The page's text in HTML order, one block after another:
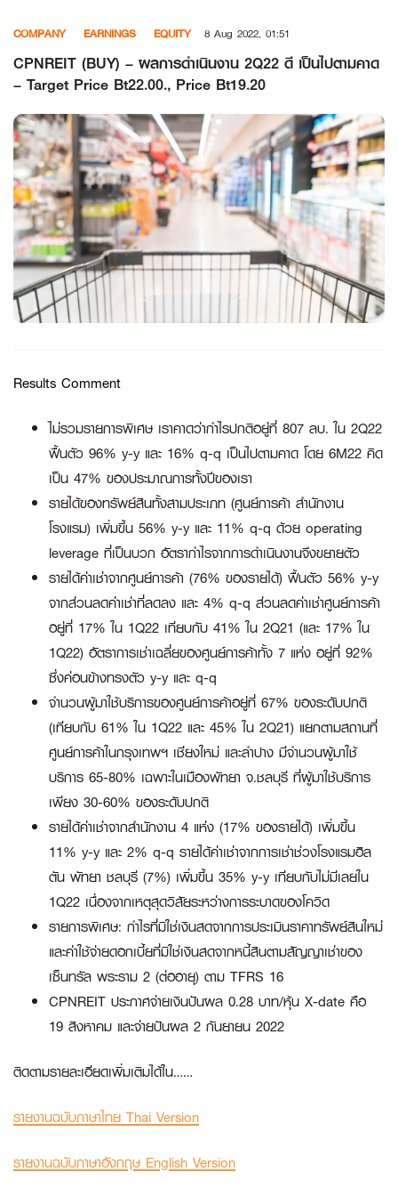
content
COMPANY EARNINGS EQUITY 8 Aug 2022, 01:51
CPNREIT (BUY) – ผลการดำเนินงาน 2Q22 ดี เป็นไปตามคาด
– Target Price Bt22.00., Price Bt19.20
Results Comment
ไม่รวมรายการพิเศษ เราคาดว่ากำไรปกติอยู่ที่ 807 ลบ. ใน 2Q22
ฟื้นตัว 96% y-y และ 16% q-q เป็นไปตามคาด โดย 6M22 คิด
เป็น 47% ของประมาณการทั้งปีของเรา
รายได้ของทรัพย์สินทั้งสามประเภท (ศูนย์การค้า สำนักงาน
โรงแรม) เพิ่มขึ้น 56% y-y และ 11% q-q ด้วย operating
leverage ที่เป็นบวก อัตรากำไรจากการดำเนินงานจึงขยายตัว
รายได้ค่าเช่าจากศูนย์การค้า (76% ของรายได้) ฟื้นตัว 56% y-y
จากส่วนลดค่าเช่าที่ลดลง และ 4% q-q ส่วนลดค่าเช่าศูนย์การค้า
อยู่ที่ 17% ใน 1Q22 เทียบกับ 41% ใน 2Q21 (และ 17% ใน
1Q22) อัตราการเช่าเฉลี่ยของศูนย์การค้าทั้ง 7 แห่ง อยู่ที่ 92%
ซึ่งค่อนข้างทรงตัว y-y และ q-q
จำนวนผู้มาใช้บริการของศูนย์การค้าอยู่ที่ 67% ของระดับปกติ
(เทียบกับ 61% ใน 1Q22 และ 45% ใน 2Q21) แยกตามสถานที่
ศูนย์การค้าในกรุงเทพฯ เชียงใหม่ และลำปาง มีจำนวนผู้มาใช้
บริการ 65-80% เฉพาะในเมืองพัทยา จ.ชลบุรี ที่ผู้มาใช้บริการ
เพียง 30-60% ของระดับปกติ
รายได้ค่าเช่าจากสำนักงาน 4 แห่ง (17% ของรายได้) เพิ่มขึ้น
11% y-y และ 2% q-q รายได้ค่าเช่าจากการเช่าช่วงโรงแรมฮิล
ตัน พัทยา ชลบุรี (7%) เพิ่มขึ้น 35% y-y เทียบกับไม่มีเลยใน
1Q22 เนื่องจากเหตุสุดวิสัยระหว่างการระบาดของโควิด
รายการพิเศษ: กำไรที่มิใช่เงินสดจากการประเมินราคาทรัพย์สินใหม่
และค่าใช้จ่ายดอกเบี้ยที่มิใช่เงินสดจากหนี้สินตามสัญญาเช่าของ
เซ็นทรัล พระราม 2 (ต่ออายุ) ตาม TFRS 16
CPNREIT ประกาศจ่ายเงินปันผล 0.28 บาท/หุ้น X-date คือ
19 สิงหาคม และจ่ายปันผล 2 กันยายน 2022
ติดตามรายละเอียดเพิ่มเติมได้ใน……
รายงานฉบับภาษาไทย Thai Version
รายงานฉบับภาษาอังกฤษ English Version